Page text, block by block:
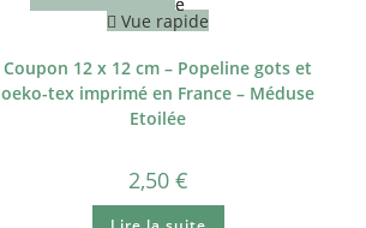
Vue rapide
Coupon 12 x 12 cm – Popeline gots et
oeko-tex imprimé en France – Méduse
Etoilée
2,50 €